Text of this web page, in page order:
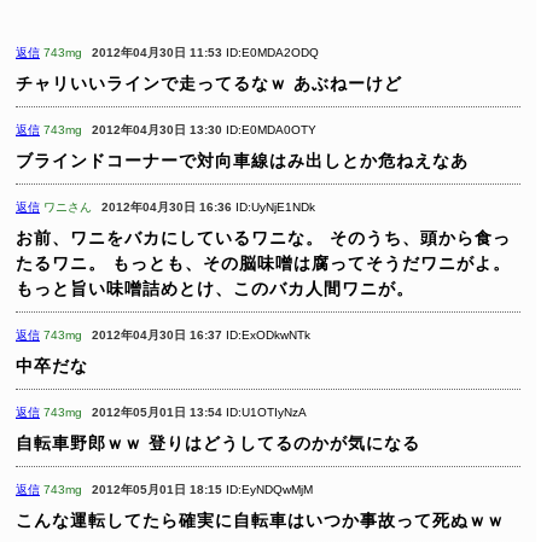
返信 743mg 2012年04月30日 11:53 ID:E0MDA2ODQ
チャリいいラインで走ってるなｗ あぶねーけど
返信 743mg 2012年04月30日 13:30 ID:E0MDA0OTY
ブラインドコーナーで対向車線はみ出しとか危ねえなあ
返信 ワニさん 2012年04月30日 16:36 ID:UyNjE1NDk
お前、ワニをバカにしているワニな。
そのうち、頭から食っ
たるワニ。
もっとも、その脳味噌は腐ってそうだワニがよ。
もっと旨い味噌詰めとけ、このバカ人間ワニが。
返信 743mg 2012年04月30日 16:37 ID:ExODkwNTk
中卒だな
返信 743mg 2012年05月01日 13:54 ID:U1OTIyNzA
自転車野郎ｗｗ 登りはどうしてるのかが気になる
返信 743mg 2012年05月01日 18:15 ID:EyNDQwMjM
こんな運転してたら確実に自転車はいつか事故って死ぬｗｗ